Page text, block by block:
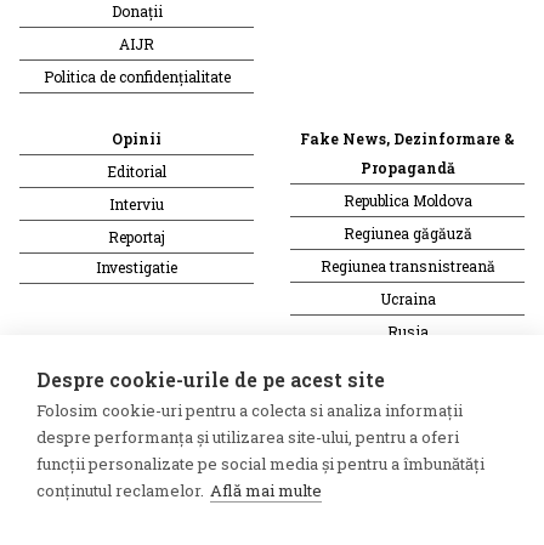
Donații
AIJR
Politica de confidențialitate
Opinii
Editorial
Interviu
Reportaj
Investigatie
Fake News, Dezinformare &
Propagandă
Republica Moldova
Regiunea găgăuză
Regiunea transnistreană
Ucraina
Rusia
Presa rusă independentă
Presa rusa pro-Kremlin
Presa din regiunea găgăuză
Presa din regiunea
Reportaj video
Interviu video
Despre cookie-urile de pe acest site
Folosim cookie-uri pentru a colecta si analiza informații
despre performanța și utilizarea site-ului, pentru a oferi
funcții personalizate pe social media și pentru a îmbunătăți
conținutul reclamelor. Află mai multe